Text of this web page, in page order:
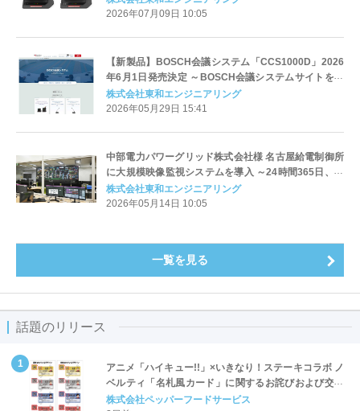
適でインタラクティブな会議環境を実現
2026年07月09日 10:05
【新製品】BOSCH会議システム「CCS1000D」2026
年6月1日発売決定 ～BOSCH会議システムサイトをリ
ニューアル、最新モデル情報を公開～
株式会社東和エンジニアリング
2026年05月29日 15:41
中部電力パワーグリッド株式会社様 名古屋給電制御所
に大規模映像監視システムを導入 ～24時間365日、安
定した電力供給を支える司令塔の可視化を実現～
株式会社東和エンジニアリング
2026年05月14日 10:05
一覧を見る
話題のリリース
アニメ「ハイキュー!!」×いきなり！ステーキコラボ ノ
ベルティ「名札風カード」に関するお詫びおよび交換
対応についてのご案内
株式会社ペッパーフードサービス